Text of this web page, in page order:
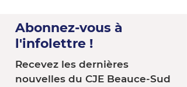
Abonnez-vous à
l'infolettre !
Recevez les dernières
nouvelles du CJE Beauce-Sud